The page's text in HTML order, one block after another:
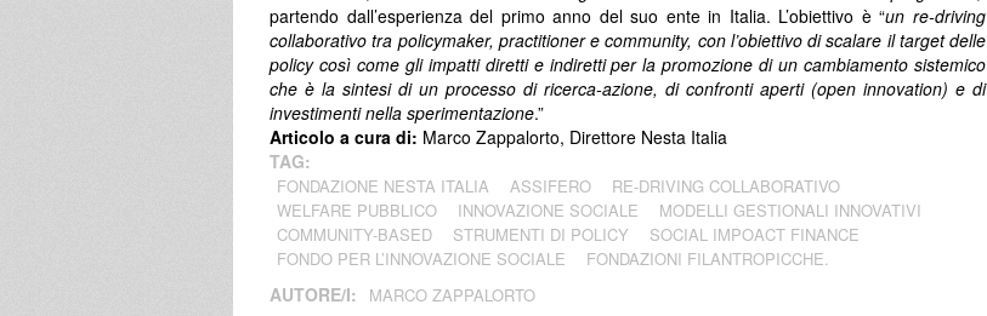
partendo dall’esperienza del primo anno del suo ente in Italia. L’obiettivo è “un re-driving
collaborativo tra policymaker, practitioner e community, con l’obiettivo di scalare il target delle
policy così come gli impatti diretti e indiretti per la promozione di un cambiamento sistemico
che è la sintesi di un processo di ricerca-azione, di confronti aperti (open innovation) e di
investimenti nella sperimentazione.”
Articolo a cura di: Marco Zappalorto, Direttore Nesta Italia
TAG:
FONDAZIONE NESTA ITALIA ASSIFERO
RE-DRIVING COLLABORATIVO
WELFARE PUBBLICO
INNOVAZIONE SOCIALE
MODELLI GESTIONALI INNOVATIVI
COMMUNITY-BASED
STRUMENTI DI POLICY
SOCIAL IMPOACT FINANCE
FONDO PER L’INNOVAZIONE SOCIALE
FONDAZIONI FILANTROPICCHE.
AUTORE/I: MARCO ZAPPALORTO